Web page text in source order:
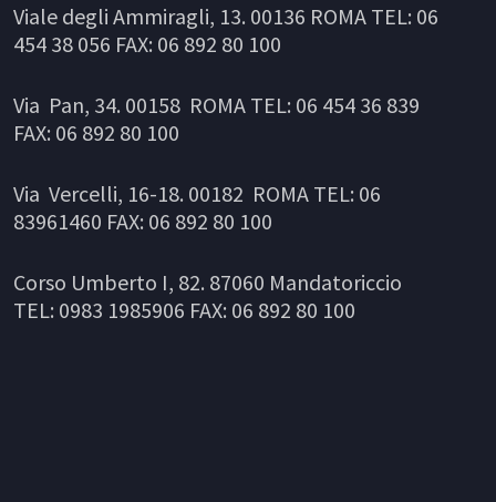
Viale degli Ammiragli, 13. 00136 ROMA TEL: 06
454 38 056 FAX: 06 892 80 100
Via Pan, 34. 00158 ROMA TEL: 06 454 36 839
FAX: 06 892 80 100
Via Vercelli, 16-18. 00182 ROMA TEL: 06
83961460 FAX: 06 892 80 100
Corso Umberto I, 82. 87060 Mandatoriccio
TEL: 0983 1985906 FAX: 06 892 80 100